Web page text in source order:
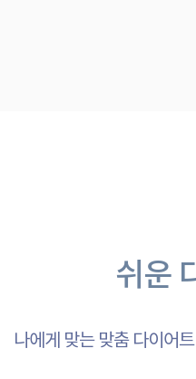
쉬운
나에게 맞는 맞춤 다이어